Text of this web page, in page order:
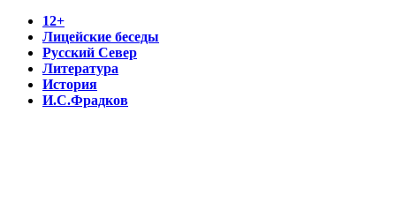
12+
Лицейские беседы
Русский Север
Литература
История
И.С.Фрадков